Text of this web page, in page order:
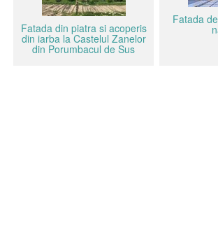
Fatada din piatra si acoperis
din iarba la Castelul Zanelor
din Porumbacul de Sus
Fatada